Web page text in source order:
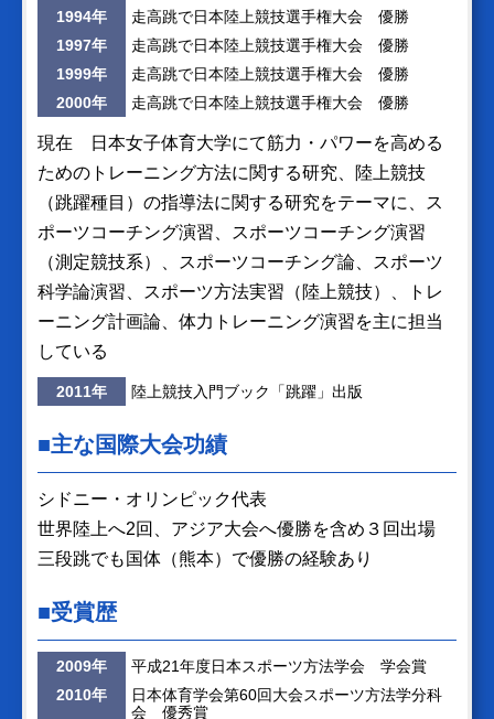
1994年
走高跳で日本陸上競技選手権大会 優勝
1997年
走高跳で日本陸上競技選手権大会 優勝
1999年
走高跳で日本陸上競技選手権大会 優勝
2000年
走高跳で日本陸上競技選手権大会 優勝
現在 日本女子体育大学にて筋力・パワーを高める
ためのトレーニング方法に関する研究、陸上競技
（跳躍種目）の指導法に関する研究をテーマに、ス
ポーツコーチング演習、スポーツコーチング演習
（測定競技系）、スポーツコーチング論、スポーツ
科学論演習、スポーツ方法実習（陸上競技）、トレ
ーニング計画論、体力トレーニング演習を主に担当
している
2011年 陸上競技入門ブック「跳躍」出版
■主な国際大会功績
シドニー・オリンピック代表
世界陸上へ2回、アジア大会へ優勝を含め３回出場
三段跳でも国体（熊本）で優勝の経験あり
■受賞歴
2009年
平成21年度日本スポーツ方法学会 学会賞
2010年
日本体育学会第60回大会スポーツ方法学分科
会 優秀賞